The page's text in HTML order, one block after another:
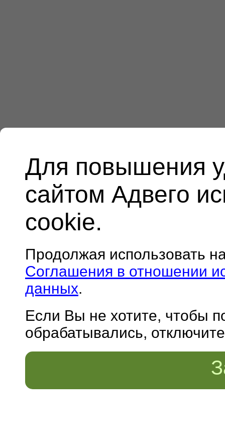
Для повышения
сайтом Адвего
cookie.
Продолжая использовать
Соглашения в отношении
данных.
Если Вы не хотите, чтобы
обрабатывались,